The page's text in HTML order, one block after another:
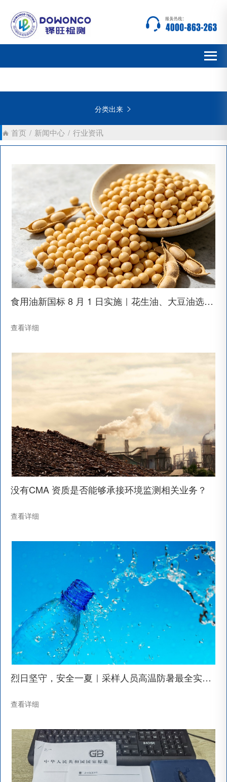
分类出来 
首页 / 新闻中心 / 行业资讯
食用油新国标 8 月 1 日实施｜花生油、大豆油选购全指南
查看详细
没有CMA 资质是否能够承接环境监测相关业务？
查看详细
烈日坚守，安全一夏｜采样人员高温防暑最全实操指南
查看详细